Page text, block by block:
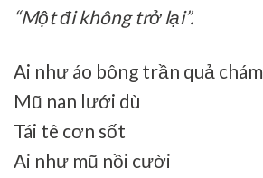
“Một đi không trở lại”.
Ai như áo bông trần quả chám
Mũ nan lưới dù
Tái tê cơn sốt
Ai như mũ nồi cười